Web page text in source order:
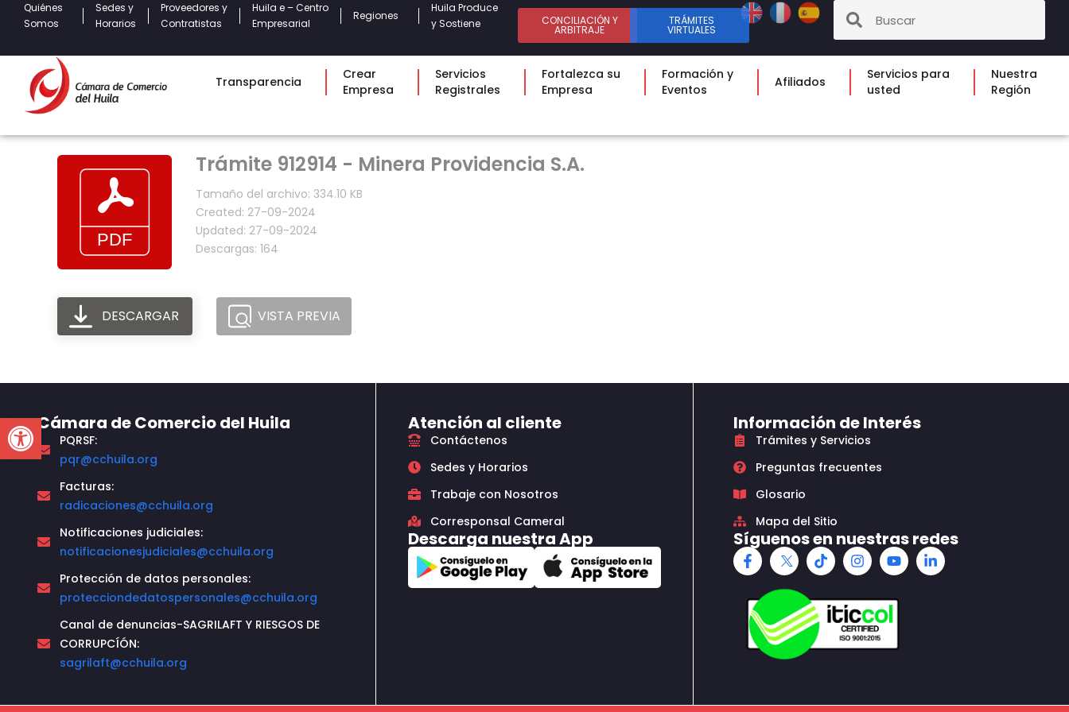
Open toolbar
Quiénes
Somos
Sedes y
Horarios
Proveedores y
Contratistas
Huila e – Centro
Empresarial
Regiones
Huila Produce
y Sostiene
CONCILIACIÓN Y
ARBITRAJE
TRÁMITES
VIRTUALES
Transparencia
Crear
Empresa
Servicios
Registrales
Fortalezca su
Empresa
Formación y
Eventos
Afiliados
Servicios para
usted
Nuestra
Región
Trámite 912914 - Minera Providencia S.A.
Tamaño del archivo: 334.10 KB
Created: 27-09-2024
Updated: 27-09-2024
Descargas: 164
DESCARGAR VISTA PREVIA
Cámara de Comercio del Huila
PQRSF:
pqr@cchuila.org
Facturas:
radicaciones@cchuila.org
Notificaciones judiciales:
notificacionesjudiciales@cchuila.org
Protección de datos personales:
protecciondedatospersonales@cchuila.org
Canal de denuncias-SAGRILAFT Y RIESGOS DE
CORRUPCÍÓN:
sagrilaft@cchuila.org
Atención al cliente
Contáctenos
Sedes y Horarios
Trabaje con Nosotros
Corresponsal Cameral
Descarga nuestra App
Información de Interés
Trámites y Servicios
Preguntas frecuentes
Glosario
Mapa del Sitio
Síguenos en nuestras redes